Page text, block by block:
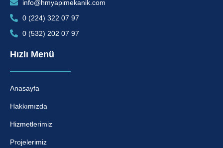
info@hmyapimekanik.com
0 (224) 322 07 97
0 (532) 202 07 97
Hızlı Menü
Anasayfa
Hakkımızda
Hizmetlerimiz
Projelerimiz